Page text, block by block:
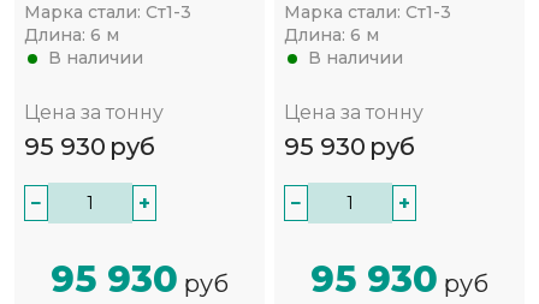
Марка стали: Ст1-3
Длина: 6 м
В наличии
Цена за тонну
95 930 руб
− +
95 930 руб
Марка стали: Ст1-3
Длина: 6 м
В наличии
Цена за тонну
95 930 руб
− +
95 930 руб